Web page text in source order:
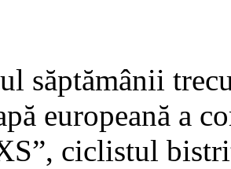
săptămânii
europeană a
ciclistul